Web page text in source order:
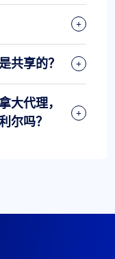
共享的？
大代理，
尔吗？